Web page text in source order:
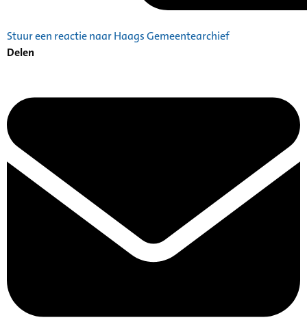
Stuur een reactie naar Haags Gemeentearchief
Delen